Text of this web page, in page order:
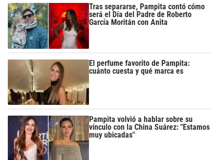
Tras separarse, Pampita contó cómo
será el Día del Padre de Roberto
García Moritán con Anita
El perfume favorito de Pampita:
cuánto cuesta y qué marca es
Pampita volvió a hablar sobre su
vínculo con la China Suárez: "Estamos
muy ubicadas"